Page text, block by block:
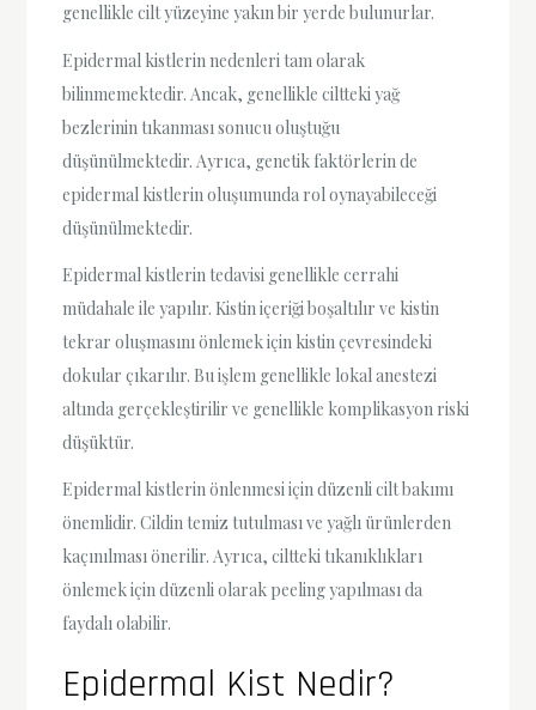
genellikle cilt yüzeyine yakın bir yerde bulunurlar.
Epidermal kistlerin nedenleri tam olarak
bilinmemektedir. Ancak, genellikle ciltteki yağ
bezlerinin tıkanması sonucu oluştuğu
düşünülmektedir. Ayrıca, genetik faktörlerin de
epidermal kistlerin oluşumunda rol oynayabileceği
düşünülmektedir.
Epidermal kistlerin tedavisi genellikle cerrahi
müdahale ile yapılır. Kistin içeriği boşaltılır ve kistin
tekrar oluşmasını önlemek için kistin çevresindeki
dokular çıkarılır. Bu işlem genellikle lokal anestezi
altında gerçekleştirilir ve genellikle komplikasyon riski
düşüktür.
Epidermal kistlerin önlenmesi için düzenli cilt bakımı
önemlidir. Cildin temiz tutulması ve yağlı ürünlerden
kaçınılması önerilir. Ayrıca, ciltteki tıkanıklıkları
önlemek için düzenli olarak peeling yapılması da
faydalı olabilir.
Epidermal Kist Nedir?